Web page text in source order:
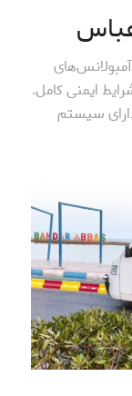
آمبولانس‌های
ایمنی کامل.
سیستم